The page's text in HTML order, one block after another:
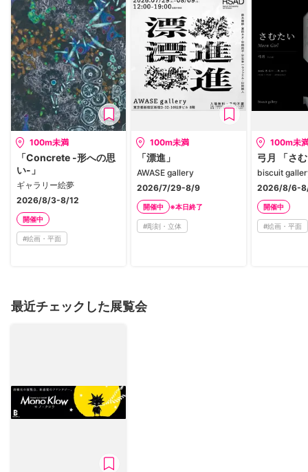
100m未満
「Concrete -形への思
い-」
ギャラリー絵夢
2026/8/3-8/12
開催中
#絵画・平面
100m未満
「漂進」
AWASE gallery
2026/7/29-8/9
開催中 ※本日終了
#彫刻・立体
100m未
弓月 「さ
biscuit
2026/8/6-
開催中
#絵画・平面
最近チェックした展覧会